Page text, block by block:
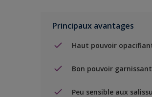
Principaux avantages
Haut pouvoir
Bon pouvoir garnissant
Peu sensible aux